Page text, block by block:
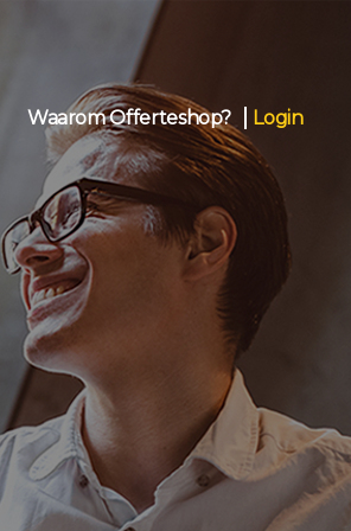
Waarom Offerteshop? Login